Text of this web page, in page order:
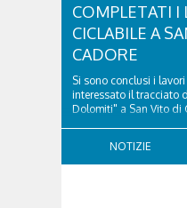
COMPLETATI I
CICLABILE A
CADORE
Si sono conclusi i
interessato il tracciato
Dolomiti" a San Vito di
appositi dissuasori in
NOTIZIE